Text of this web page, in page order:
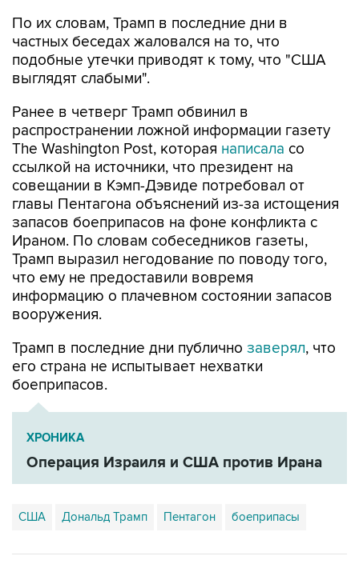
По их словам, Трамп в последние дни в
частных беседах жаловался на то, что
подобные утечки приводят к тому, что "США
выглядят слабыми".
Ранее в четверг Трамп обвинил в
распространении ложной информации газету
The Washington Post, которая написала со
ссылкой на источники, что президент на
совещании в Кэмп-Дэвиде потребовал от
главы Пентагона объяснений из-за истощения
запасов боеприпасов на фоне конфликта с
Ираном. По словам собеседников газеты,
Трамп выразил негодование по поводу того,
что ему не предоставили вовремя
информацию о плачевном состоянии запасов
вооружения.
Трамп в последние дни публично заверял, что
его страна не испытывает нехватки
боеприпасов.
ХРОНИКА
Операция Израиля и США против Ирана
США Дональд Трамп Пентагон боеприпасы